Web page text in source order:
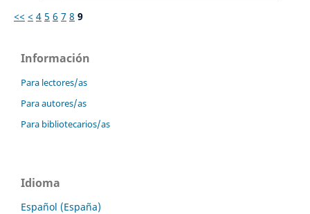
<< < 4 5 6 7 8 9
Información
Para lectores/as
Para autores/as
Para bibliotecarios/as
Idioma
Español (España)